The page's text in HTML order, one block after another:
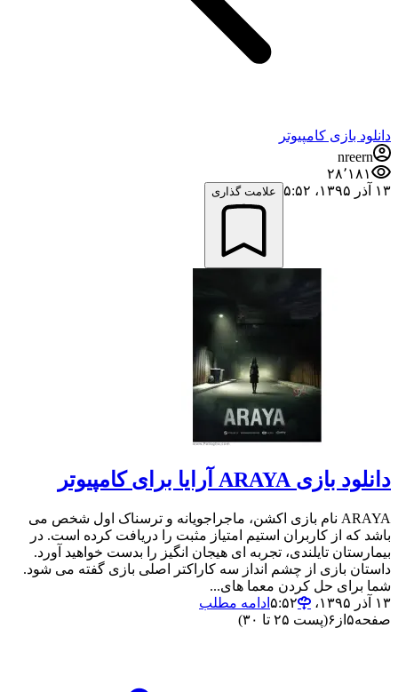
دانلود بازی کامپیوتر
nreern
۲۸٬۱۸۱
۱۳ آذر ۱۳۹۵،‏ ۵:۵۲
علامت گذاری
دانلود بازی ARAYA آرایا برای کامپیوتر
ARAYA نام بازی اکشن، ماجراجویانه و ترسناک اول شخص می
باشد که از کاربران استیم امتیاز مثبت را دریافت کرده است. در
بیمارستان تایلندی، تجربه ای هیجان انگیز را بدست خواهید آورد.
داستان بازی از چشم انداز سه کاراکتر اصلی بازی گفته می شود.
شما برای حل کردن معما های...
۱۳ آذر ۱۳۹۵،‏ ۵:۵۲
ادامه مطلب
صفحه۵ از ۶(پست ۲۵ تا ۳۰)